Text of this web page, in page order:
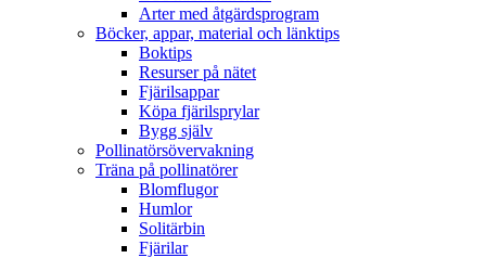
Arter med åtgärdsprogram
Böcker, appar, material och länktips
Boktips
Resurser på nätet
Fjärilsappar
Köpa fjärilsprylar
Bygg själv
Pollinatörsövervakning
Träna på pollinatörer
Blomflugor
Humlor
Solitärbin
Fjärilar